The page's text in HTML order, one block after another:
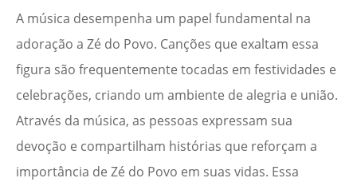
A música desempenha um papel fundamental na
adoração a Zé do Povo. Canções que exaltam essa
figura são frequentemente tocadas em festividades e
celebrações, criando um ambiente de alegria e união.
Através da música, as pessoas expressam sua
devoção e compartilham histórias que reforçam a
importância de Zé do Povo em suas vidas. Essa